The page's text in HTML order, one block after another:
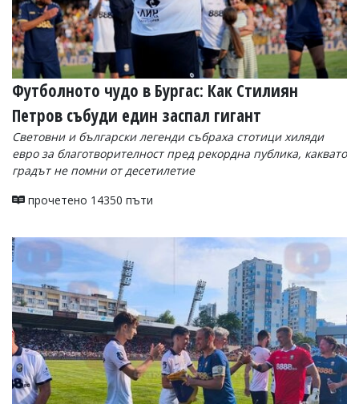
Футболното чудо в Бургас: Как Стилиян
Петров събуди един заспал гигант
Световни и български легенди събраха стотици хиляди
евро за благотворителност пред рекордна публика, каквато
градът не помни от десетилетие
прочетено 14350 пъти